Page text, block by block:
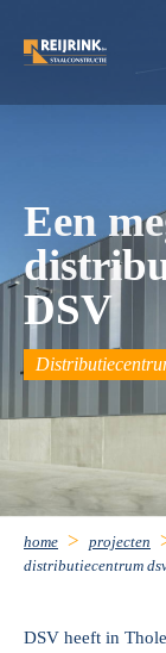
Een
DSV
home
projecten
distributiecentrum
DSV heeft in